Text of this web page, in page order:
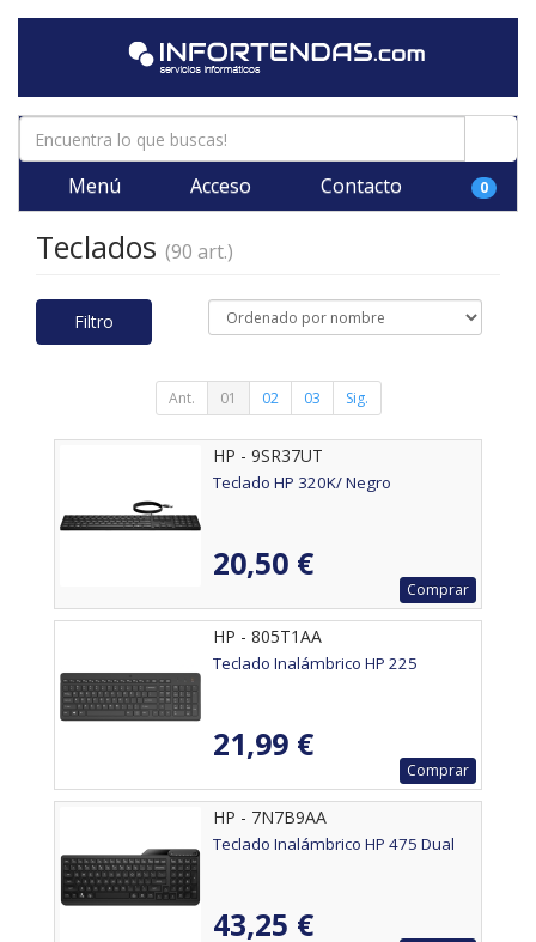
Menú Acceso Contacto 0
Teclados (90 art.)
Filtro
Ant. 01 02 03 Sig.
HP - 9SR37UT
Teclado HP 320K/ Negro
20,50 €
Comprar
HP - 805T1AA
Teclado Inalámbrico HP 225
21,99 €
Comprar
HP - 7N7B9AA
Teclado Inalámbrico HP 475 Dual
43,25 €